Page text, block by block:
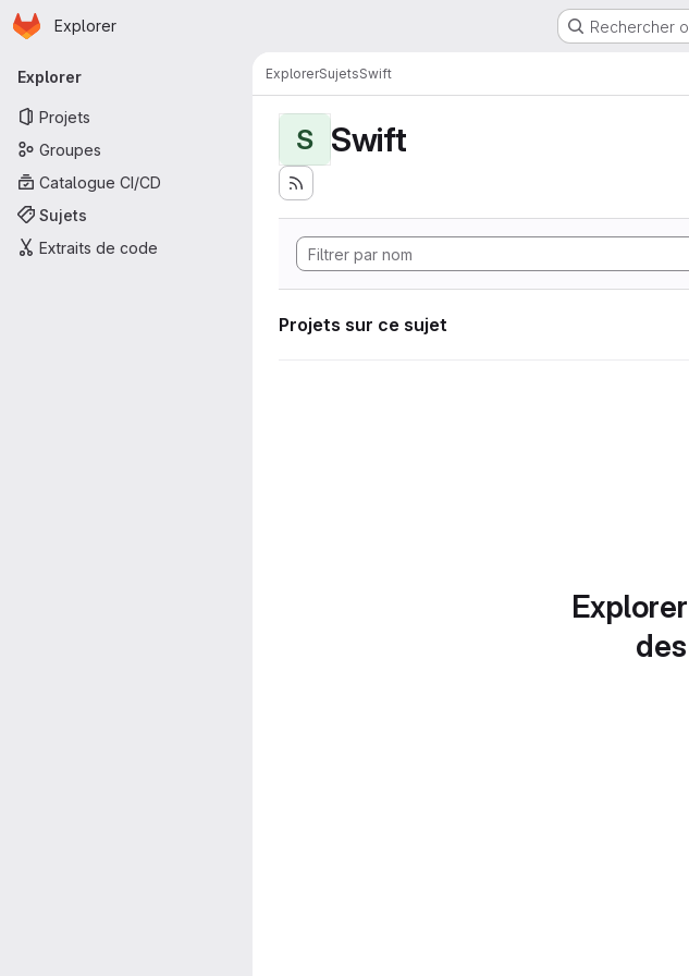
Passer au contenu principal
Page d'accueil
Explorer Rechercher
Navigation principale
Explorer
Projets
Groupes
Catalogue CI/CD
Sujets
Extraits de code
ExplorerSujetsSwift
S Swift
Projets sur ce sujet